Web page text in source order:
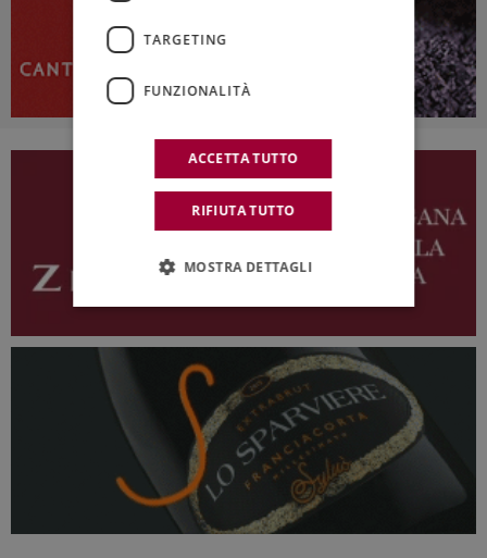
TARGETING
FUNZIONALITÀ
ACCETTA TUTTO
RIFIUTA TUTTO
MOSTRA DETTAGLI